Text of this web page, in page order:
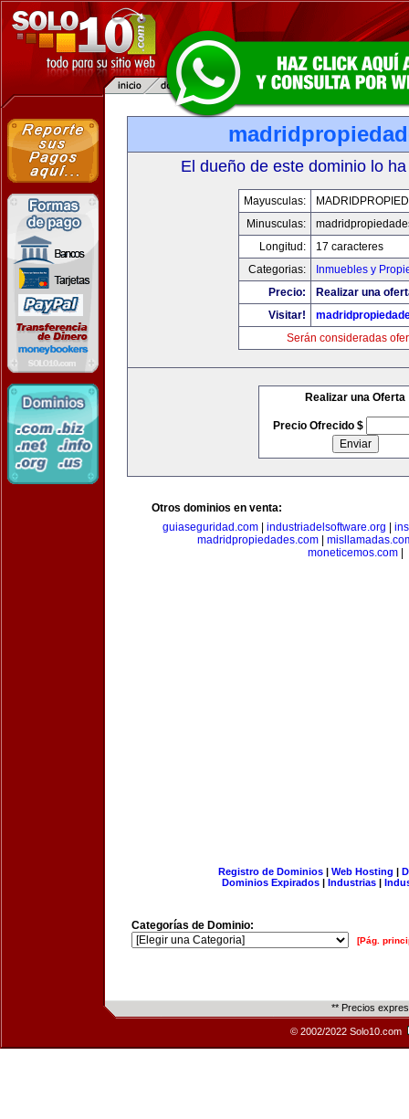
El dueño de este dominio lo
Mayusculas:
Minusculas:
Longitud:
17 caracteres
Categorias:
Inmuebles y
Precio:
Realizar una
Visitar!
Serán consideradas
Realizar una Oferta
Precio Ofrecido $
Otros dominios en venta:
guiaseguridad.com| industriadelsoftware.org
madridpropiedades.com|
moneticemos.com|
Registro de Dominios| Web Hosting |
Dominios Expirados | Industrias |
Categorías de Dominio:
[Pág.
** Precios
© 2002/2022 Solo10.com